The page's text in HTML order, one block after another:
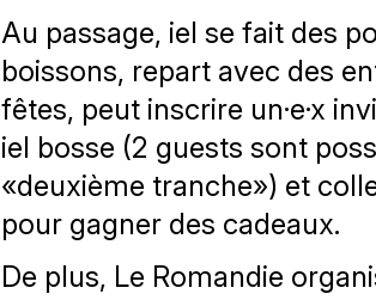
Au passage, iel se fait des
boissons, repart avec des
fêtes, peut inscrire un·e·x
iel bosse (2 guests sont
«deuxième tranche») et
pour gagner des cadeaux.
De plus, Le Romandie